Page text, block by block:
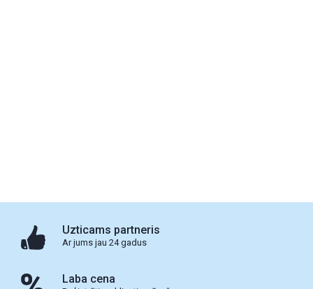
Uzticams partneris
Ar jums jau 24 gadus
Laba cena